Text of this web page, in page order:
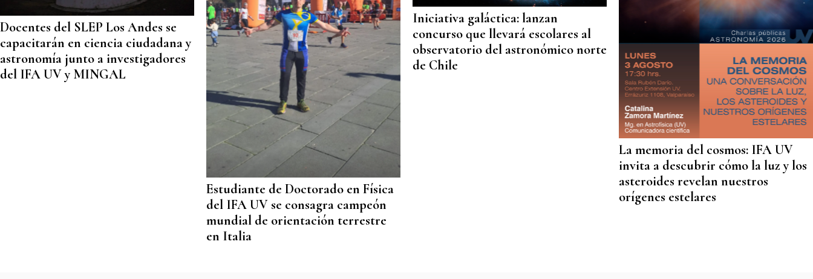
Docentes del SLEP Los Andes se
capacitarán en ciencia ciudadana y
astronomía junto a investigadores
del IFA UV y MINGAL
Estudiante de Doctorado en Física
del IFA UV se consagra campeón
mundial de orientación terrestre
en Italia
Iniciativa galáctica: lanzan
concurso que llevará escolares al
observatorio del astronómico norte
de Chile
La memoria del cosmos: IFA UV
invita a descubrir cómo la luz y los
asteroides revelan nuestros
orígenes estelares